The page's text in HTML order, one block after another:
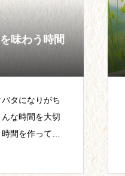
味わう時間
タになりがち
な時間を大切
間を作っても
した。年末年